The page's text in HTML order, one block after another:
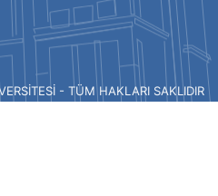
- TÜM HAKLARI SAKLIDIR